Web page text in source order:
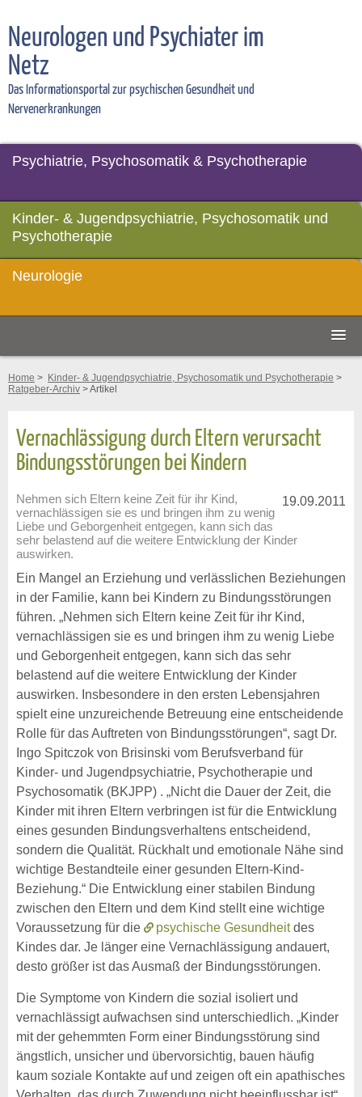
Neurologen und Psychiater im
Netz
Das Informationsportal zur psychischen Gesundheit und
Nervenerkrankungen
Psychiatrie, Psychosomatik & Psychotherapie
Kinder- & Jugendpsychiatrie, Psychosomatik und
Psychotherapie
Neurologie
Home > Kinder- & Jugendpsychiatrie, Psychosomatik und Psychotherapie >
Ratgeber-Archiv > Artikel
Vernachlässigung durch Eltern verursacht
Bindungsstörungen bei Kindern
19.09.2011
Nehmen sich Eltern keine Zeit für ihr Kind,
vernachlässigen sie es und bringen ihm zu wenig
Liebe und Geborgenheit entgegen, kann sich das
sehr belastend auf die weitere Entwicklung der Kinder
auswirken.
Ein Mangel an Erziehung und verlässlichen Beziehungen
in der Familie, kann bei Kindern zu Bindungsstörungen
führen. „Nehmen sich Eltern keine Zeit für ihr Kind,
vernachlässigen sie es und bringen ihm zu wenig Liebe
und Geborgenheit entgegen, kann sich das sehr
belastend auf die weitere Entwicklung der Kinder
auswirken. Insbesondere in den ersten Lebensjahren
spielt eine unzureichende Betreuung eine entscheidende
Rolle für das Auftreten von Bindungsstörungen“, sagt Dr.
Ingo Spitczok von Brisinski vom Berufsverband für
Kinder- und Jugendpsychiatrie, Psychotherapie und
Psychosomatik (BKJPP) . „Nicht die Dauer der Zeit, die
Kinder mit ihren Eltern verbringen ist für die Entwicklung
eines gesunden Bindungsverhaltens entscheidend,
sondern die Qualität. Rückhalt und emotionale Nähe sind
wichtige Bestandteile einer gesunden Eltern-Kind-
Beziehung.“ Die Entwicklung einer stabilen Bindung
zwischen den Eltern und dem Kind stellt eine wichtige
Voraussetzung für die
psychische Gesundheitdes
Kindes dar. Je länger eine Vernachlässigung andauert,
desto größer ist das Ausmaß der Bindungsstörungen.
Die Symptome von Kindern die sozial isoliert und
vernachlässigt aufwachsen sind unterschiedlich. „Kinder
mit der gehemmten Form einer Bindungsstörung sind
ängstlich, unsicher und übervorsichtig, bauen häufig
kaum soziale Kontakte auf und zeigen oft ein apathisches